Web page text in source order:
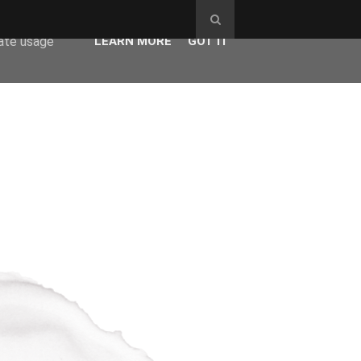
agent
usage
LEARN MORE GOT IT